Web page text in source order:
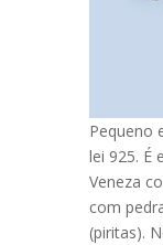
Pequeno
lei 925. É
Veneza
com
(piritas).